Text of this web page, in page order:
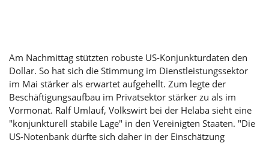
Am Nachmittag stützten robuste US-Konjunkturdaten den
Dollar. So hat sich die Stimmung im Dienstleistungssektor
im Mai stärker als erwartet aufgehellt. Zum legte der
Beschäftigungsaufbau im Privatsektor stärker zu als im
Vormonat. Ralf Umlauf, Volkswirt bei der Helaba sieht eine
"konjunkturell stabile Lage" in den Vereinigten Staaten. "Die
US-Notenbank dürfte sich daher in der Einschätzung